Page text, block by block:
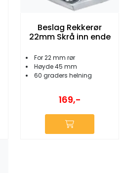
Beslag Rekkerør
22mm Skrå inn ende
For 22 mm rør
Høyde 45 mm
60 graders helning
169,-